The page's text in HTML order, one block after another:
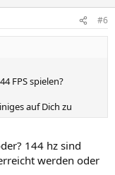
#6
FPS spielen?
auf Dich zu
144 hz sind
werden oder